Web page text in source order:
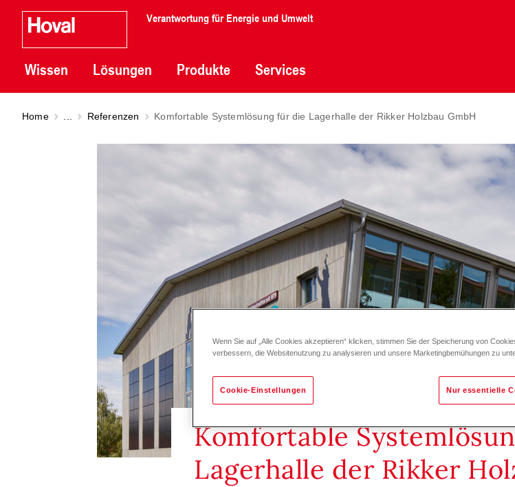
Verantwortung für Energie und Umwelt
Wissen Lösungen Produkte Services
Home Referenzen Komfortable Systemlösung für die Lagerhalle der Rikker Holzbau GmbH
Komfortable
Lagerhalle der Rikker
Wenn Sie auf „Alle Cookies akzeptieren“ klicken, stimmen Sie der Speicherung von
verbessern, die Websitenutzung zu analysieren und unsere Marketingbemühungen zu
Cookie-Einstellungen Nur essentielle